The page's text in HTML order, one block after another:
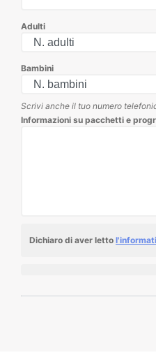
Adulti
Bambini
Scrivi anche il tuo numero
Informazioni su pacchetti e
Dichiaro di aver letto